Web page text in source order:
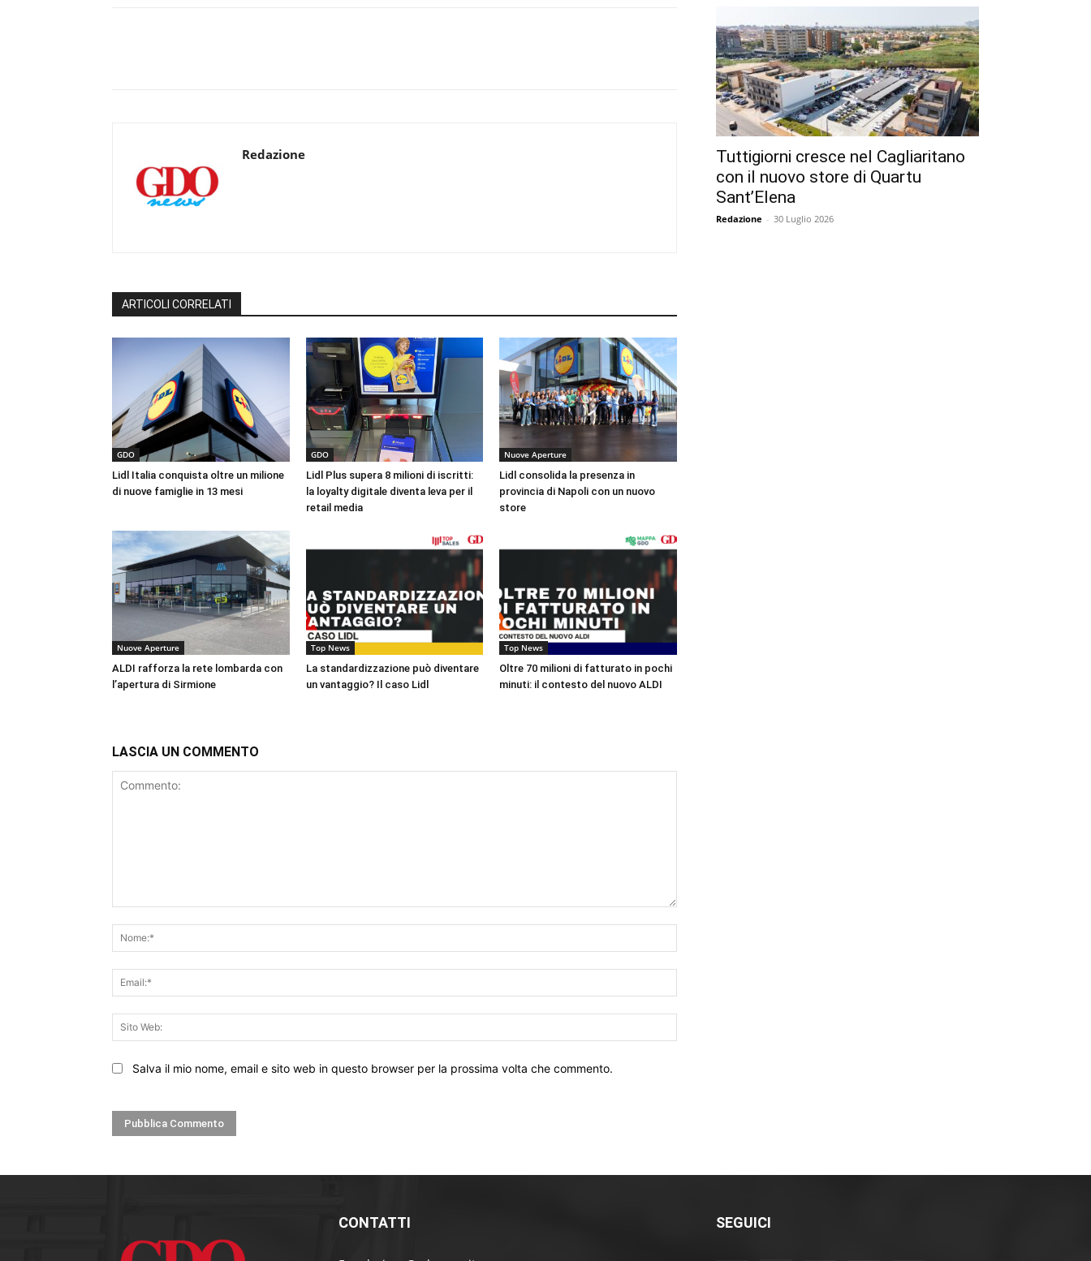
Redazione
ARTICOLI CORRELATI
GDO
Lidl Italia conquista oltre un milione
di nuove famiglie in 13 mesi
GDO
Lidl Plus supera 8 milioni di iscritti:
la loyalty digitale diventa leva per il
retail media
Nuove Aperture
Lidl consolida la presenza in
provincia di Napoli con un nuovo
store
Nuove Aperture
ALDI rafforza la rete lombarda con
l’apertura di Sirmione
Top News
La standardizzazione può diventare
un vantaggio? Il caso Lidl
Top News
Oltre 70 milioni di fatturato in pochi
minuti: il contesto del nuovo ALDI
LASCIA UN COMMENTO
Web:
Salva il mio nome, email e sito web in questo browser per la prossima volta che commento.
Tuttigiorni cresce nel Cagliaritano
con il nuovo store di Quartu
Sant’Elena
Redazione - 30 Luglio 2026
CONTATTI SEGUICI